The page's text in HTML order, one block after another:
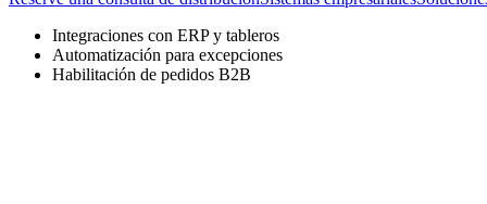
Integraciones con ERP y tableros
Automatización para excepciones
Habilitación de pedidos B2B